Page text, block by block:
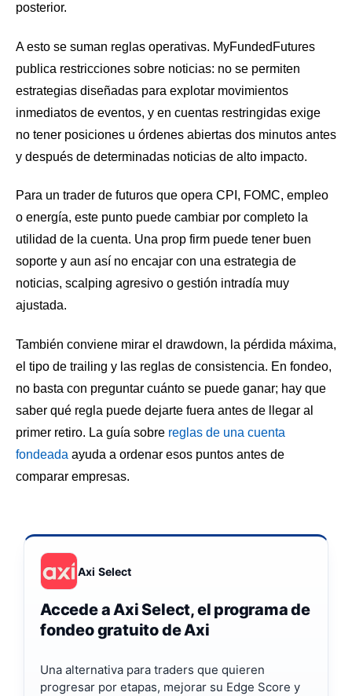
posterior.
A esto se suman reglas operativas. MyFundedFutures
publica restricciones sobre noticias: no se permiten
estrategias diseñadas para explotar movimientos
inmediatos de eventos, y en cuentas restringidas exige
no tener posiciones u órdenes abiertas dos minutos antes
y después de determinadas noticias de alto impacto.
Para un trader de futuros que opera CPI, FOMC, empleo
o energía, este punto puede cambiar por completo la
utilidad de la cuenta. Una prop firm puede tener buen
soporte y aun así no encajar con una estrategia de
noticias, scalping agresivo o gestión intradía muy
ajustada.
También conviene mirar el drawdown, la pérdida máxima,
el tipo de trailing y las reglas de consistencia. En fondeo,
no basta con preguntar cuánto se puede ganar; hay que
saber qué regla puede dejarte fuera antes de llegar al
primer retiro. La guía sobre reglas de una cuenta
fondeada ayuda a ordenar esos puntos antes de
comparar empresas.
Axi Select
Accede a Axi Select, el programa de
fondeo gratuito de Axi
Una alternativa para traders que quieren
progresar por etapas, mejorar su Edge Score y